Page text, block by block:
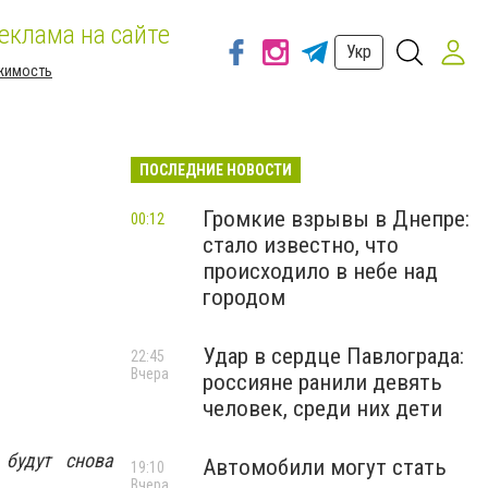
на сайте
Укр
снова
ПОСЛЕДНИЕ НОВОСТИ
Громкие взрывы в Днепре:
стало известно, что
происходило в небе над
городом
00:12
Удар в сердце Павлограда:
россияне ранили девять
человек, среди них дети
22:45
Вчера
Автомобили могут стать
19:10